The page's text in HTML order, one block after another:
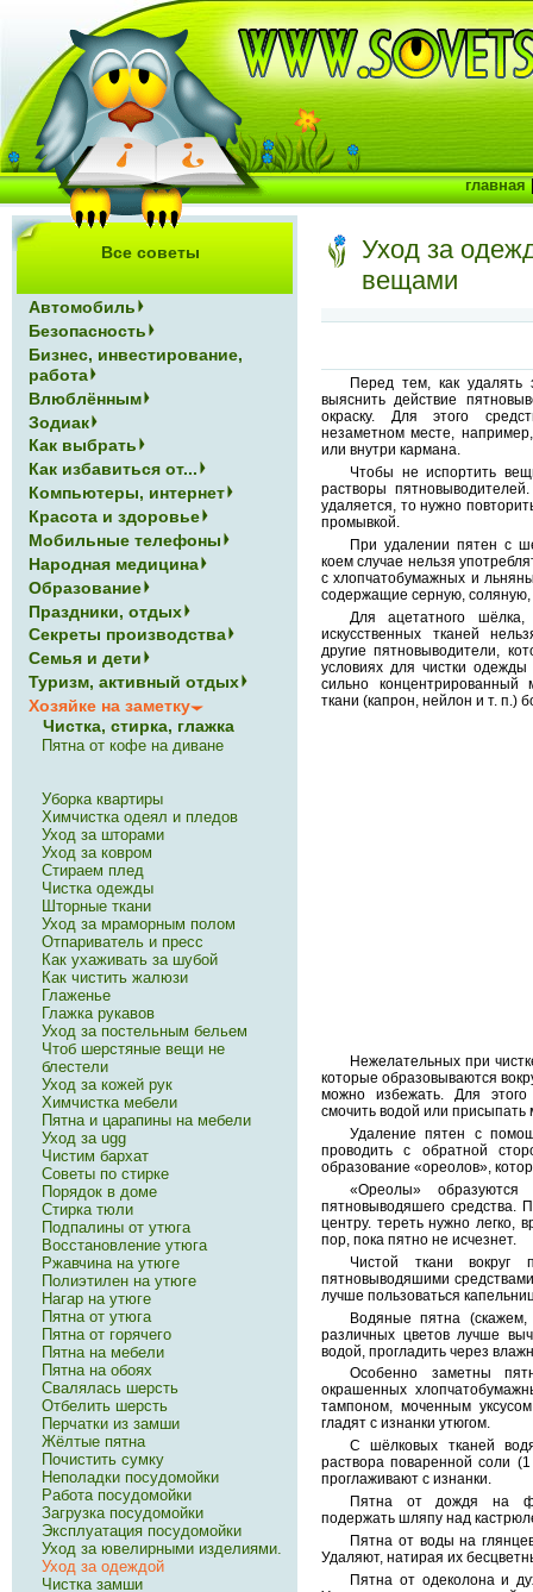
Уход за
вещами
Перед тем, как удалять
выяснить действие
окраску. Для этого
незаметном месте,
или внутри кармана.
Чтобы не испортить
растворы
удаляется, то нужно
промывкой.
При удалении пятен с
коем случае нельзя
с хлопчатобумажных и
содержащие серную, соляную,
Для ацетатного шёлка,
искусственных тканей
другие пятновыводители,
условиях для чистки
сильно концентрированный
ткани (капрон, нейлон и т. п.)
Нежелательных при
которые образовываются
можно избежать. Для этого
смочить водой или присыпать
Удаление пятен с
проводить с обратной
образование «ореолов»,
«Ореолы» образуются
пятновыводяшего средства.
центру. тереть нужно легко,
пор, пока пятно не исчезнет.
Чистой ткани вокруг
пятновыводяшими
лучше пользоваться
Водяные пятна
различных цветов лучше
водой, прогладить через
Особенно заметны
окрашенных
тампоном, моченным
гладят с изнанки утюгом.
С шёлковых тканей
раствора поваренной соли
проглаживают с изнанки.
Пятна от дождя на
подержать шляпу над
Пятна от воды на
Удаляют, натирая их
Пятна от одеколона и
Все советы
Автомобиль
Безопасность
Бизнес, инвестирование,
работа
Влюблённым
Зодиак
Как выбрать
Как избавиться от...
Компьютеры, интернет
Красота и здоровье
Мобильные телефоны
Народная медицина
Образование
Праздники, отдых
Секреты производства
Семья и дети
Туризм, активный отдых
Хозяйке на заметку
Чистка, стирка, глажка
Пятна от кофе на диване
Уборка квартиры
Химчистка одеял и пледов
Уход за шторами
Уход за ковром
Стираем плед
Чистка одежды
Шторные ткани
Уход за мраморным полом
Отпариватель и пресс
Как ухаживать за шубой
Как чистить жалюзи
Глаженье
Глажка рукавов
Уход за постельным бельем
Чтоб шерстяные вещи не
блестели
Уход за кожей рук
Химчистка мебели
Пятна и царапины на мебели
Уход за ugg
Чистим бархат
Советы по стирке
Порядок в доме
Стирка тюли
Подпалины от утюга
Восстановление утюга
Ржавчина на утюге
Полиэтилен на утюге
Нагар на утюге
Пятна от утюга
Пятна от горячего
Пятна на мебели
Пятна на обоях
Свалялась шерсть
Отбелить шерсть
Перчатки из замши
Жёлтые пятна
Почистить сумку
Неполадки посудомойки
Работа посудомойки
Загрузка посудомойки
Эксплуатация посудомойки
Уход за ювелирными изделиями.
Уход за одеждой
Чистка замши
главная